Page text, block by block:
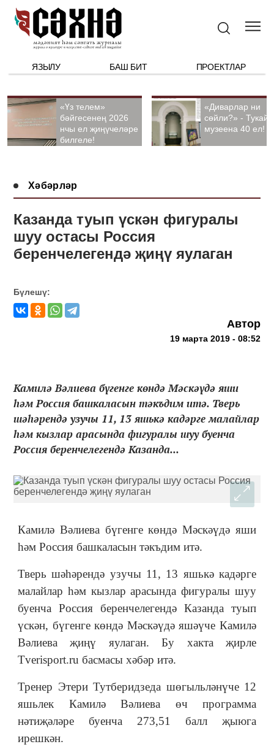
ЯЗЫЛУ БАШ БИТ ПРОЕКТЛАР
«Үз телем»
бәйгесенең 2026
нчы ел җиңүчеләре
билгеле!
«Диварлар ни
сөйли?» - Тукай
музеена 40 ел!
Хәбәрләр
Казанда туып үскән фигуралы
шуу остасы Россия
беренчелегендә җиңү яулаган
Бүлешү:
Автор
19 марта 2019 - 08:52
Камилә Вәлиева бүгенге көндә Мәскәүдә яши
һәм Россия башкаласын тәкъдим итә. Тверь
шәһәрендә узучы 11, 13 яшькә кадәрге малайлар
һәм кызлар арасында фигуралы шуу буенча
Россия беренчелегендә Казанда...
Камилә Вәлиева бүгенге көндә Мәскәүдә яши
һәм Россия башкаласын тәкъдим итә.
Тверь шәһәрендә узучы 11, 13 яшькә кадәрге
малайлар һәм кызлар арасында фигуралы шуу
буенча Россия беренчелегендә Казанда туып
үскән, бүгенге көндә Мәскәүдә яшәүче Камилә
Вәлиева җиңү яулаган. Бу хакта җирле
Tverisport.ru басмасы хәбәр итә.
Тренер Этери Тутберидзеда шөгыльләнүче 12
яшьлек Камилә Вәлиева өч программа
нәтиҗәләре буенча 273,51 балл җыюга
ирешкән.